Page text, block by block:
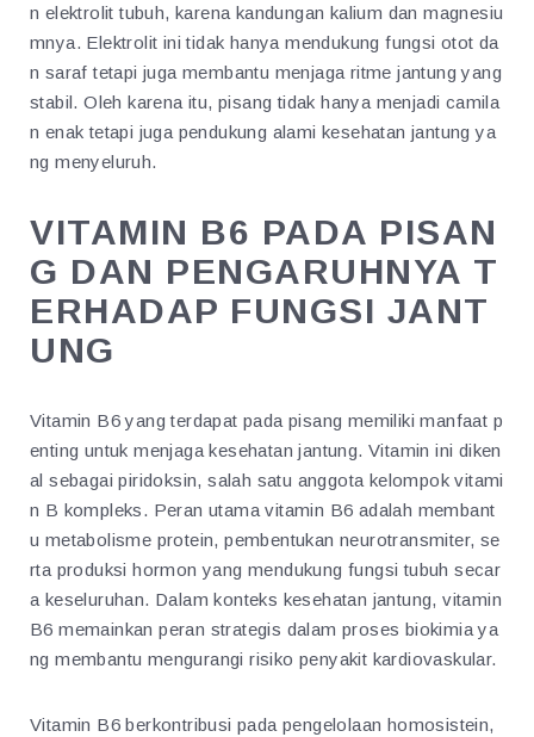
n elektrolit tubuh, karena kandungan kalium dan magnesiu
mnya. Elektrolit ini tidak hanya mendukung fungsi otot da
n saraf tetapi juga membantu menjaga ritme jantung yang
stabil. Oleh karena itu, pisang tidak hanya menjadi camila
n enak tetapi juga pendukung alami kesehatan jantung ya
ng menyeluruh.
VITAMIN B6 PADA PISAN
G DAN PENGARUHNYA T
ERHADAP FUNGSI JANT
UNG
Vitamin B6 yang terdapat pada pisang memiliki manfaat p
enting untuk menjaga kesehatan jantung. Vitamin ini diken
al sebagai piridoksin, salah satu anggota kelompok vitami
n B kompleks. Peran utama vitamin B6 adalah membant
u metabolisme protein, pembentukan neurotransmiter, se
rta produksi hormon yang mendukung fungsi tubuh secar
a keseluruhan. Dalam konteks kesehatan jantung, vitamin
B6 memainkan peran strategis dalam proses biokimia ya
ng membantu mengurangi risiko penyakit kardiovaskular.
Vitamin B6 berkontribusi pada pengelolaan homosistein,